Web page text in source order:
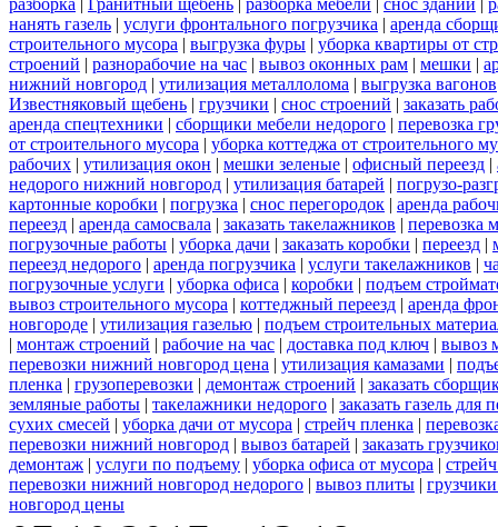
разборка | Гранитный щебень | разборка мебели | снос зданий |
нанять газель | услуги фронтального погрузчика | аренда
строительного мусора | выгрузка фуры | уборка квартиры от
строений | разнорабочие на час | вывоз оконных рам | мешки |
нижний новгород | утилизация металлолома | выгрузка вагонов
Известняковый щебень | грузчики | снос строений | заказать
аренда спецтехники | сборщики мебели недорого | перевозка
от строительного мусора | уборка коттеджа от строительного
рабочих | утилизация окон | мешки зеленые | офисный переезд |
недорого нижний новгород | утилизация батарей | погрузо-
картонные коробки | погрузка | снос перегородок | аренда
переезд | аренда самосвала | заказать такелажников | перевозка
погрузочные работы | уборка дачи | заказать коробки | переезд |
переезд недорого | аренда погрузчика | услуги такелажников |
погрузочные услуги | уборка офиса | коробки | подъем
вывоз строительного мусора | коттеджный переезд | аренда
новгороде | утилизация газелью | подъем строительных
| монтаж строений | рабочие на час | доставка под ключ | вывоз
перевозки нижний новгород цена | утилизация камазами |
пленка | грузоперевозки | демонтаж строений | заказать
земляные работы | такелажники недорого | заказать газель
сухих смесей | уборка дачи от мусора | стрейч пленка |
перевозки нижний новгород | вывоз батарей | заказать
демонтаж | услуги по подъему | уборка офиса от мусора |
перевозки нижний новгород недорого | вывоз плиты |
новгород цены